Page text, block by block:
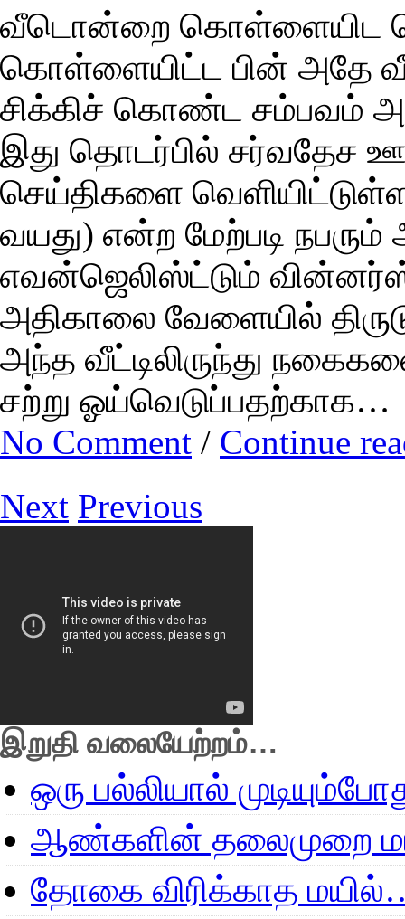
வீடொன்றை கொள்ளையிட
கொள்ளையிட்ட பின் அதே
சிக்கிச் கொண்ட சம்பவம்
இது தொடர்பில் சர்வதேச
செய்திகளை
வயது) என்ற மேற்படி
எவன்ஜெலிஸ்ட்டும்
அதிகாலை வேளையில்
அந்த வீட்டிலிருந்து
சற்று ஓய்வெடுப்பதற்காக…
No Comment / Continue
Next Previous
இறுதி வலையேற்றம்…
ஒரு பல்லியால்
ஆண்களின் தலைமுறை
தோகை விரிக்காத